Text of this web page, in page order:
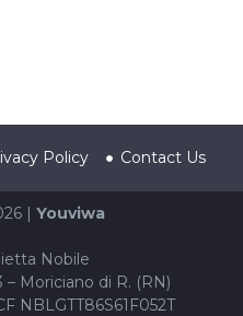
Policy Contact Us
| Youviwa
Nobile
Moriciano di R. (RN)
NBLGTT86S61F052T